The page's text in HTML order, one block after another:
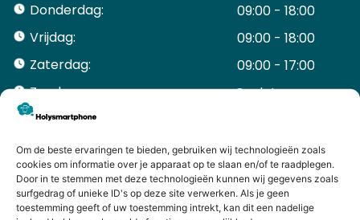
Om de beste ervaringen te bieden, gebruiken wij technologieën zoals
cookies om informatie over je apparaat op te slaan en/of te raadplegen.
Door in te stemmen met deze technologieën kunnen wij gegevens zoals
surfgedrag of unieke ID's op deze site verwerken. Als je geen
toestemming geeft of uw toestemming intrekt, kan dit een nadelige
Donderdag:
09:00 - 18:00
Vrijdag:
09:00 - 18:00
Zaterdag:
09:00 - 17:00
Zondag:
Gesloten ​ ​ ​ ​ ​ ​ ​
ACCOUNT
Bestellingen
Mijn winkelwagen
HANDIGE LINKS